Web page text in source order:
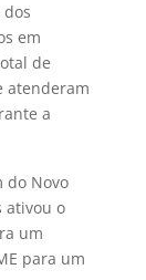
em
de
atenderam
a
do Novo
ativou o
um
para um